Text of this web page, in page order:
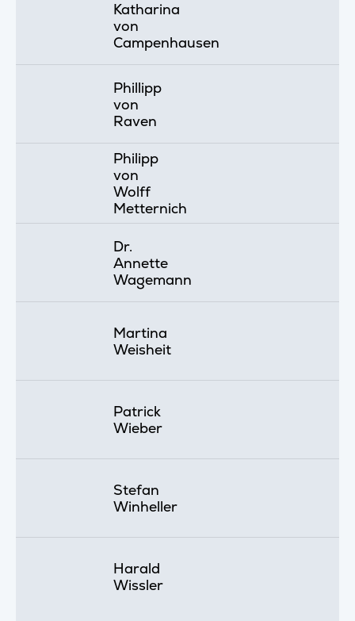
Katharina
von
Campenhausen
Phillipp
von
Raven
Philipp
von
Wolff
Metternich
Dr.
Annette
Wagemann
Martina
Weisheit
Patrick
Wieber
Stefan
Winheller
Harald
Wissler